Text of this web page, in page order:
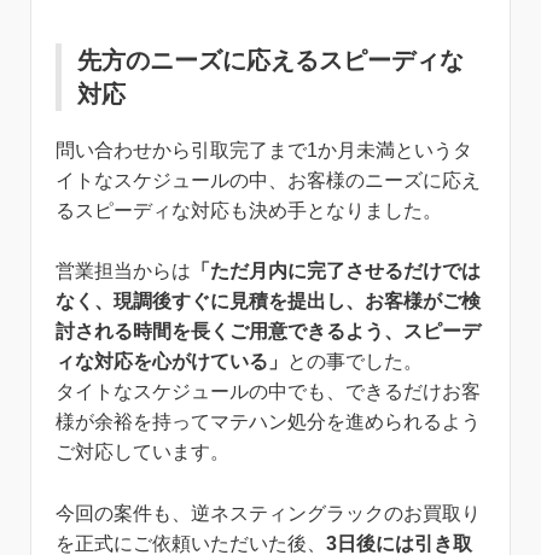
先方のニーズに応えるスピーディな
対応
問い合わせから引取完了まで1か月未満というタ
イトなスケジュールの中、お客様のニーズに応え
るスピーディな対応も決め手となりました。
営業担当からは 「ただ月内に完了させるだけでは
なく、現調後すぐに見積を提出し、お客様がご検
討される時間を長くご用意できるよう、スピーデ
ィな対応を心がけている」
との事でした。
タイトなスケジュールの中でも、できるだけお客
様が余裕を持ってマテハン処分を進められるよう
ご対応しています。
今回の案件も、逆ネスティングラックのお買取り
を正式にご依頼いただいた後、 3日後には引き取